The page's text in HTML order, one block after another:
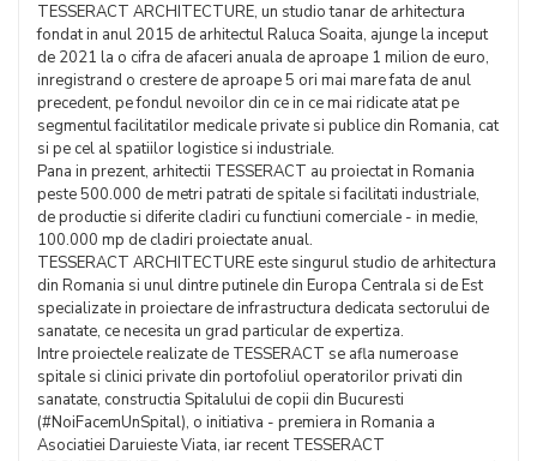
TESSERACT ARCHITECTURE, un studio tanar de arhitectura
fondat in anul 2015 de arhitectul Raluca Soaita, ajunge la inceput
de 2021 la o cifra de afaceri anuala de aproape 1 milion de euro,
inregistrand o crestere de aproape 5 ori mai mare fata de anul
precedent, pe fondul nevoilor din ce in ce mai ridicate atat pe
segmentul facilitatilor medicale private si publice din Romania, cat
si pe cel al spatiilor logistice si industriale.
Pana in prezent, arhitectii TESSERACT au proiectat in Romania
peste 500.000 de metri patrati de spitale si facilitati industriale,
de productie si diferite cladiri cu functiuni comerciale - in medie,
100.000 mp de cladiri proiectate anual.
TESSERACT ARCHITECTURE este singurul studio de arhitectura
din Romania si unul dintre putinele din Europa Centrala si de Est
specializate in proiectare de infrastructura dedicata sectorului de
sanatate, ce necesita un grad particular de expertiza.
Intre proiectele realizate de TESSERACT se afla numeroase
spitale si clinici private din portofoliul operatorilor privati din
sanatate, constructia Spitalului de copii din Bucuresti
(#NoiFacemUnSpital), o initiativa - premiera in Romania a
Asociatiei Daruieste Viata, iar recent TESSERACT